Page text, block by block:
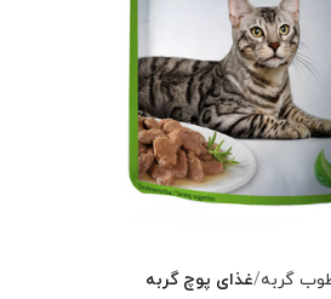
گربه غذای پوچ گربه